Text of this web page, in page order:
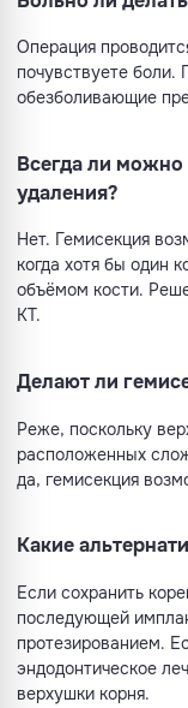
Операция
почувствуете боли.
обезболивающие
Всегда ли можно
удаления?
Нет. Гемисекция
когда хотя бы один
объёмом кости.
КТ.
Делают ли
Реже, поскольку
расположенных
да, гемисекция
Какие
Если сохранить
последующей
протезированием.
эндодонтическое
верхушки корня.